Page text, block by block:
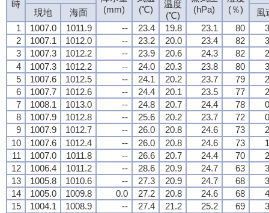
時
(mm)
(℃)
温度
(℃)
(hPa)
(％)
現地
海面
風
1
1007.0 1011.9 -- 23.4 19.8 23.1 80
2
1007.1 1012.0 -- 23.2 20.0 23.4 82
3
1007.3 1012.2 -- 23.9 20.6 24.3 82
4
1007.3 1012.2 -- 24.0 20.3 23.8 80
5
1007.6 1012.5 -- 24.1 20.2 23.7 79
6
1007.7 1012.6 -- 24.4 20.1 23.5 77
7
1008.1 1013.0 -- 24.8 20.7 24.4 78
8
1007.9 1012.8 -- 25.6 20.2 23.7 72
9
1007.9 1012.7 -- 26.0 20.8 24.6 73
10
1007.6 1012.4 -- 26.0 20.8 24.6 73
11
1007.0 1011.8 -- 26.6 20.7 24.4 70
12
1006.4 1011.2 -- 28.6 20.9 24.7 63
13
1005.8 1010.6 -- 27.3 20.9 24.7 68
14
1005.0 1009.8 0.0 27.2 20.8 24.6 68
15
1004.1 1008.9 -- 27.4 21.2 25.2 69
時
(mm)
(℃)
温度
(℃)
(hPa)
(％)
現地
海面
風
1
1007.0 1011.9 -- 23.4 19.8 23.1 80
2
1007.1 1012.0 -- 23.2 20.0 23.4 82
3
1007.3 1012.2 -- 23.9 20.6 24.3 82
4
1007.3 1012.2 -- 24.0 20.3 23.8 80
5
1007.6 1012.5 -- 24.1 20.2 23.7 79
6
1007.7 1012.6 -- 24.4 20.1 23.5 77
7
1008.1 1013.0 -- 24.8 20.7 24.4 78
8
1007.9 1012.8 -- 25.6 20.2 23.7 72
9
1007.9 1012.7 -- 26.0 20.8 24.6 73
10
1007.6 1012.4 -- 26.0 20.8 24.6 73
11
1007.0 1011.8 -- 26.6 20.7 24.4 70
12
1006.4 1011.2 -- 28.6 20.9 24.7 63
13
1005.8 1010.6 -- 27.3 20.9 24.7 68
14
1005.0 1009.8 0.0 27.2 20.8 24.6 68
15
1004.1 1008.9 -- 27.4 21.2 25.2 69
時
(mm)
(℃)
温度
(℃)
(hPa)
(％)
現地
海面
風
1
1007.0 1011.9 -- 23.4 19.8 23.1 80
2
1007.1 1012.0 -- 23.2 20.0 23.4 82
3
1007.3 1012.2 -- 23.9 20.6 24.3 82
4
1007.3 1012.2 -- 24.0 20.3 23.8 80
5
1007.6 1012.5 -- 24.1 20.2 23.7 79
6
1007.7 1012.6 -- 24.4 20.1 23.5 77
7
1008.1 1013.0 -- 24.8 20.7 24.4 78
8
1007.9 1012.8 -- 25.6 20.2 23.7 72
9
1007.9 1012.7 -- 26.0 20.8 24.6 73
10
1007.6 1012.4 -- 26.0 20.8 24.6 73
11
1007.0 1011.8 -- 26.6 20.7 24.4 70
12
1006.4 1011.2 -- 28.6 20.9 24.7 63
13
1005.8 1010.6 -- 27.3 20.9 24.7 68
14
1005.0 1009.8 0.0 27.2 20.8 24.6 68
15
1004.1 1008.9 -- 27.4 21.2 25.2 69
時
(mm)
(℃)
温度
(℃)
(hPa)
(％)
現地
海面
風
1
1007.0 1011.9 -- 23.4 19.8 23.1 80
2
1007.1 1012.0 -- 23.2 20.0 23.4 82
3
1007.3 1012.2 -- 23.9 20.6 24.3 82
4
1007.3 1012.2 -- 24.0 20.3 23.8 80
5
1007.6 1012.5 -- 24.1 20.2 23.7 79
6
1007.7 1012.6 -- 24.4 20.1 23.5 77
7
1008.1 1013.0 -- 24.8 20.7 24.4 78
8
1007.9 1012.8 -- 25.6 20.2 23.7 72
9
1007.9 1012.7 -- 26.0 20.8 24.6 73
10
1007.6 1012.4 -- 26.0 20.8 24.6 73
11
1007.0 1011.8 -- 26.6 20.7 24.4 70
12
1006.4 1011.2 -- 28.6 20.9 24.7 63
13
1005.8 1010.6 -- 27.3 20.9 24.7 68
14
1005.0 1009.8 0.0 27.2 20.8 24.6 68
15
1004.1 1008.9 -- 27.4 21.2 25.2 69